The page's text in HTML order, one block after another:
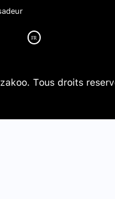
Tous droits